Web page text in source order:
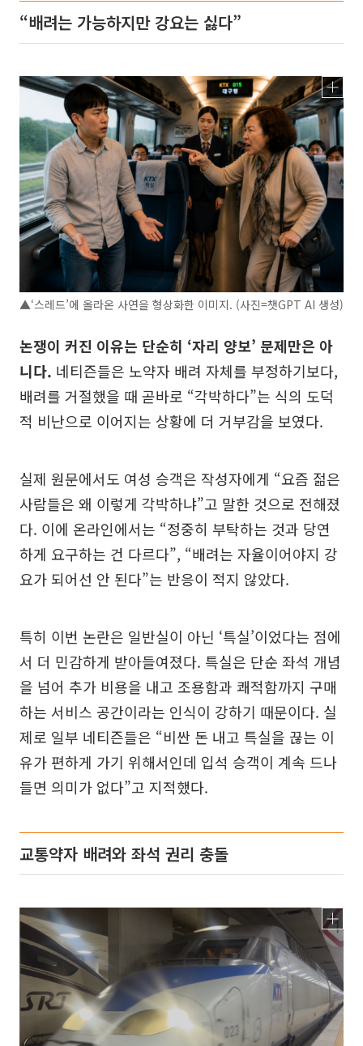
“배려는 가능하지만 강요는 싫다”
▲‘스레드’에 올라온 사연을 형상화한 이미지. (사진=챗GPT AI 생성)
논쟁이 커진 이유는 단순히 ‘자리 양보’ 문제만은 아
니다. 네티즌들은 노약자 배려 자체를 부정하기보다,
배려를 거절했을 때 곧바로 “각박하다”는 식의 도덕
적 비난으로 이어지는 상황에 더 거부감을 보였다.
실제 원문에서도 여성 승객은 작성자에게 “요즘 젊은
사람들은 왜 이렇게 각박하냐”고 말한 것으로 전해졌
다. 이에 온라인에서는 “정중히 부탁하는 것과 당연
하게 요구하는 건 다르다”, “배려는 자율이어야지 강
요가 되어선 안 된다”는 반응이 적지 않았다.
특히 이번 논란은 일반실이 아닌 ‘특실’이었다는 점에
서 더 민감하게 받아들여졌다. 특실은 단순 좌석 개념
을 넘어 추가 비용을 내고 조용함과 쾌적함까지 구매
하는 서비스 공간이라는 인식이 강하기 때문이다. 실
제로 일부 네티즌들은 “비싼 돈 내고 특실을 끊는 이
유가 편하게 가기 위해서인데 입석 승객이 계속 드나
들면 의미가 없다”고 지적했다.
교통약자 배려와 좌석 권리 충돌